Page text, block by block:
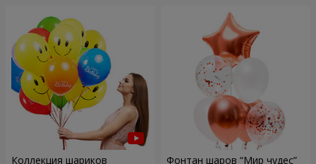
Коллекция шариков Фонтан шаров “Мир чудес”